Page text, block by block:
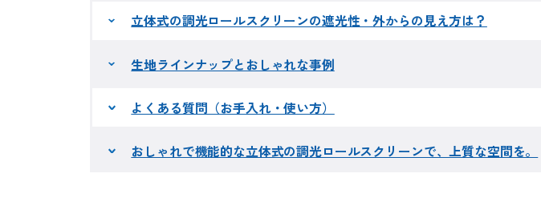
立体式の調光ロールスクリーンの遮光性・外からの見え方は？
生地ラインナップとおしゃれな事例
よくある質問（お手入れ・使い方）
おしゃれで機能的な立体式の調光ロールスクリーンで、上質な空間を。